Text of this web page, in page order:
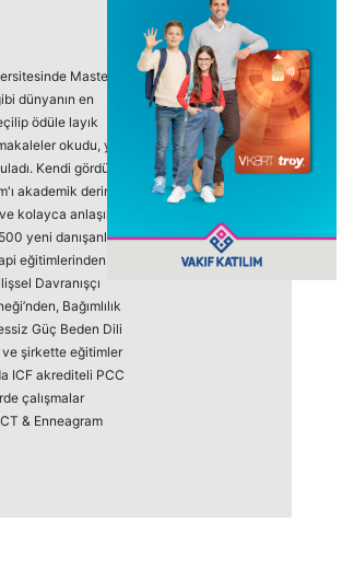
Master ve
dünyanın en
ödüle layık
okudu, yeni
Kendi gördüğü
akademik derinlikte
kolayca anlaşılabilir
yeni danışanla
eğitimlerinden BDT
Davranışçı
Bağımlılık
Güç Beden Dili
ve şirkette eğitimler
ICF akrediteli PCC
çalışmalar
& Enneagram